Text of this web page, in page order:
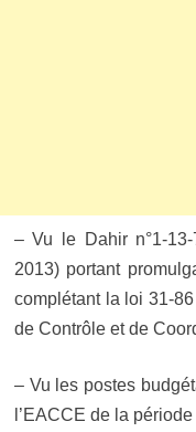
– Vu le Dahir n°1-
2013) portant
complétant la loi 31-
de Contrôle et de
– Vu les postes
l’EACCE de la